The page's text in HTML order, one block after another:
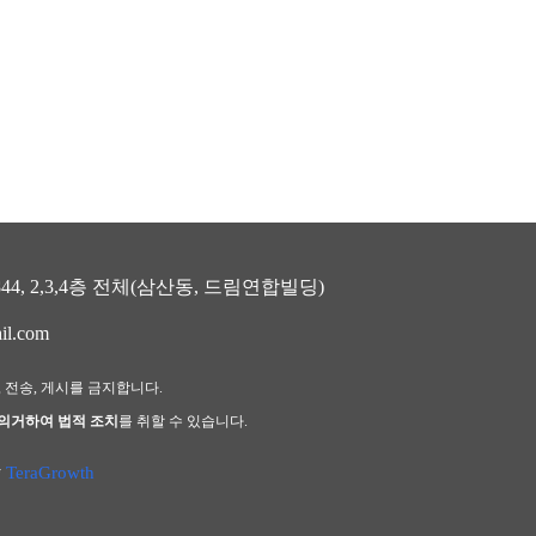
2,3,4층 전체(삼산동, 드림연합빌딩)
송, 게시를 금지합니다.
거하여 법적 조치를 취할 수 있습니다.
TeraGrowth